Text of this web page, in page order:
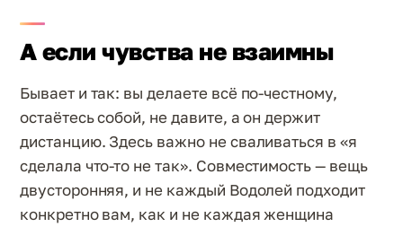
А если чувства не взаимны
Бывает и так: вы делаете всё по-честному,
остаётесь собой, не давите, а он держит
дистанцию. Здесь важно не сваливаться в «я
сделала что-то не так». Совместимость — вещь
двусторонняя, и не каждый Водолей подходит
конкретно вам, как и не каждая женщина